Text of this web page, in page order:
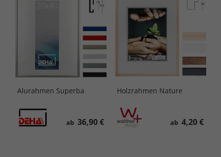
Alurahmen Superba
ab 36,90 €
Holzrahmen Nature
ab 4,20 €